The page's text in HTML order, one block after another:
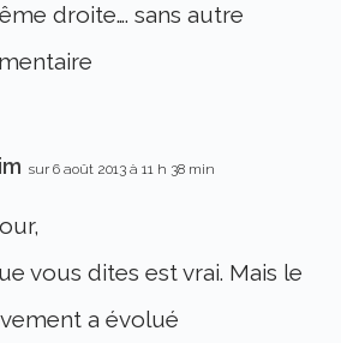
droite…. sans autre
sur 6 août 2013 à 11 h 38 min
vous dites est vrai. Mais le
a évolué